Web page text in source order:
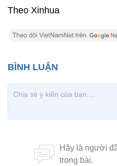
Theo Xinhua